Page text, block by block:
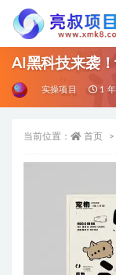
AI黑科技来袭
实操项目 1
当前位置： 首页